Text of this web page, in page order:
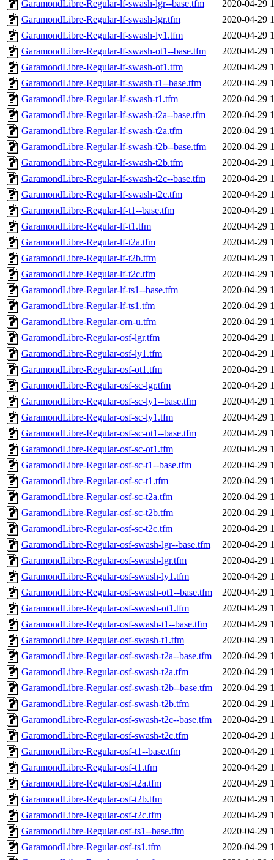
GaramondLibre-Regular-lf-swash-lgr--base.tfm
2020-04-29
GaramondLibre-Regular-lf-swash-lgr.tfm
2020-04-29
GaramondLibre-Regular-lf-swash-ly1.tfm
2020-04-29
GaramondLibre-Regular-lf-swash-ot1--base.tfm
2020-04-29
GaramondLibre-Regular-lf-swash-ot1.tfm
2020-04-29
GaramondLibre-Regular-lf-swash-t1--base.tfm
2020-04-29
GaramondLibre-Regular-lf-swash-t1.tfm
2020-04-29
GaramondLibre-Regular-lf-swash-t2a--base.tfm
2020-04-29
GaramondLibre-Regular-lf-swash-t2a.tfm
2020-04-29
GaramondLibre-Regular-lf-swash-t2b--base.tfm
2020-04-29
GaramondLibre-Regular-lf-swash-t2b.tfm
2020-04-29
GaramondLibre-Regular-lf-swash-t2c--base.tfm
2020-04-29
GaramondLibre-Regular-lf-swash-t2c.tfm
2020-04-29
GaramondLibre-Regular-lf-t1--base.tfm
2020-04-29
GaramondLibre-Regular-lf-t1.tfm
2020-04-29
GaramondLibre-Regular-lf-t2a.tfm
2020-04-29
GaramondLibre-Regular-lf-t2b.tfm
2020-04-29
GaramondLibre-Regular-lf-t2c.tfm
2020-04-29
GaramondLibre-Regular-lf-ts1--base.tfm
2020-04-29
GaramondLibre-Regular-lf-ts1.tfm
2020-04-29
GaramondLibre-Regular-orn-u.tfm
2020-04-29
GaramondLibre-Regular-osf-lgr.tfm
2020-04-29
GaramondLibre-Regular-osf-ly1.tfm
2020-04-29
GaramondLibre-Regular-osf-ot1.tfm
2020-04-29
GaramondLibre-Regular-osf-sc-lgr.tfm
2020-04-29
GaramondLibre-Regular-osf-sc-ly1--base.tfm
2020-04-29
GaramondLibre-Regular-osf-sc-ly1.tfm
2020-04-29
GaramondLibre-Regular-osf-sc-ot1--base.tfm
2020-04-29
GaramondLibre-Regular-osf-sc-ot1.tfm
2020-04-29
GaramondLibre-Regular-osf-sc-t1--base.tfm
2020-04-29
GaramondLibre-Regular-osf-sc-t1.tfm
2020-04-29
GaramondLibre-Regular-osf-sc-t2a.tfm
2020-04-29
GaramondLibre-Regular-osf-sc-t2b.tfm
2020-04-29
GaramondLibre-Regular-osf-sc-t2c.tfm
2020-04-29
GaramondLibre-Regular-osf-swash-lgr--base.tfm
2020-04-29
GaramondLibre-Regular-osf-swash-lgr.tfm
2020-04-29
GaramondLibre-Regular-osf-swash-ly1.tfm
2020-04-29
GaramondLibre-Regular-osf-swash-ot1--base.tfm
2020-04-29
GaramondLibre-Regular-osf-swash-ot1.tfm
2020-04-29
GaramondLibre-Regular-osf-swash-t1--base.tfm
2020-04-29
GaramondLibre-Regular-osf-swash-t1.tfm
2020-04-29
GaramondLibre-Regular-osf-swash-t2a--base.tfm
2020-04-29
GaramondLibre-Regular-osf-swash-t2a.tfm
2020-04-29
GaramondLibre-Regular-osf-swash-t2b--base.tfm
2020-04-29
GaramondLibre-Regular-osf-swash-t2b.tfm
2020-04-29
GaramondLibre-Regular-osf-swash-t2c--base.tfm
2020-04-29
GaramondLibre-Regular-osf-swash-t2c.tfm
2020-04-29
GaramondLibre-Regular-osf-t1--base.tfm
2020-04-29
GaramondLibre-Regular-osf-t1.tfm
2020-04-29
GaramondLibre-Regular-osf-t2a.tfm
2020-04-29
GaramondLibre-Regular-osf-t2b.tfm
2020-04-29
GaramondLibre-Regular-osf-t2c.tfm
2020-04-29
GaramondLibre-Regular-osf-ts1--base.tfm
2020-04-29
GaramondLibre-Regular-osf-ts1.tfm
2020-04-29